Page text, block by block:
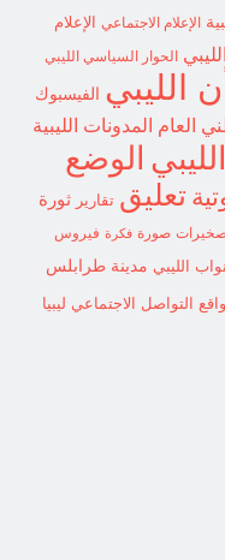
الإعلام الاجتماعي
الإعلام
الحوار السياسي الليبي
الليبي الفيسبوك
العام المدونات الليبية
الوضع
تعليق تقارير
ثورة
صورة فكرة فيروس
الليبي مدينة طرابلس
التواصل الاجتماعي ليبيا